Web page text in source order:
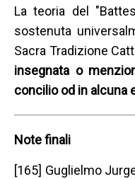
La teoria del
sostenuta
Sacra Tradizione
insegnata o
concilio od in alcuna
Note finali
[165] Guglielmo